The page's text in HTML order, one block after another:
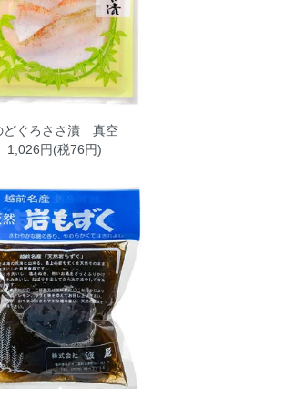
どぐろささ漬 真空
1,026円(税76円)